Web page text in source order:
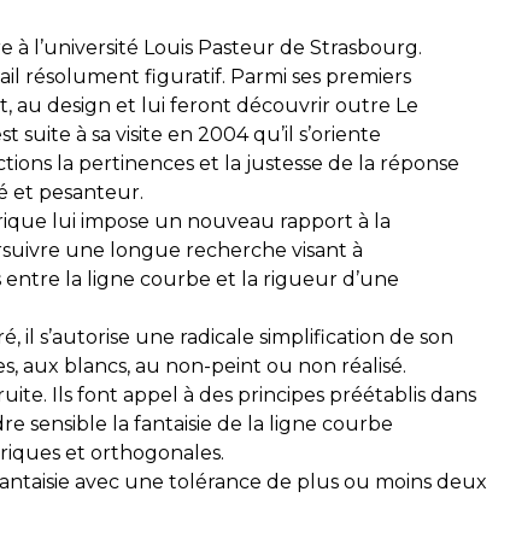
à l’université Louis Pasteur de Strasbourg.
résolument figuratif. Parmi ses premiers
au design et lui feront découvrir outre Le
à sa visite en 2004 qu’il s’oriente
la pertinences et la justesse de la réponse
et pesanteur.
lui impose un nouveau rapport à la
une longue recherche visant à
la ligne courbe et la rigueur d’une
il s’autorise une radicale simplification de son
aux blancs, au non-peint ou non réalisé.
Ils font appel à des principes préétablis dans
sensible la fantaisie de la ligne courbe
et orthogonales.
avec une tolérance de plus ou moins deux